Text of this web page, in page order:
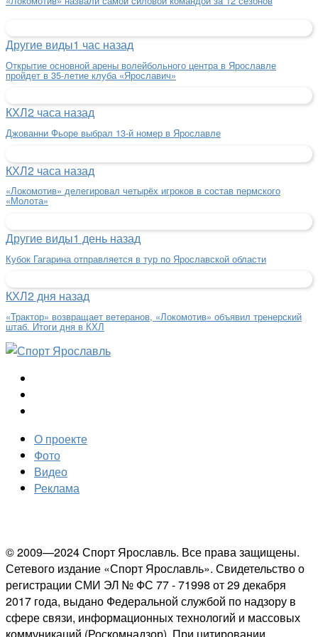
Другие виды1 час назад
Открытие основной арены волейбольного центра в Ярославле
пройдет в 35-летие клуба «Ярославич»
КХЛ2 часа назад
Джованни Фьоре выбрал 13-й номер в Ярославле
КХЛ2 часа назад
«Локомотив» делегировал четырёх игроков в состав пермского
«Молота»
Другие виды1 день назад
Кубок Гагарина отправляется в тур по Ярославской области
КХЛ2 дня назад
«Трактор» возвращает ветеранов, «Локомотив» объявил тренерский
штаб. Итоги дня в КХЛ
О проекте
Фото
Видео
Реклама
© 2009—2024 Спорт Ярославль. Все права защищены.
Сетевого издание «Спорт Ярославль». Свидетельство о
регистрации СМИ ЭЛ № ФС 77 - 71998 от 29 декабря
2017 года, выдано Федеральной службой по надзору в
сфере связи, информационных технологий и массовых